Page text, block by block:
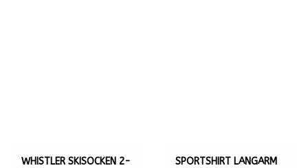
WHISTLER SKISOCKEN 2-
SPORTSHIRT LANGARM